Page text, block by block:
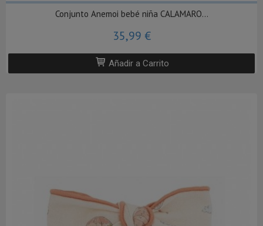
Conjunto Anemoi bebé niña CALAMARO...
35,99 €
Añadir a Carrito